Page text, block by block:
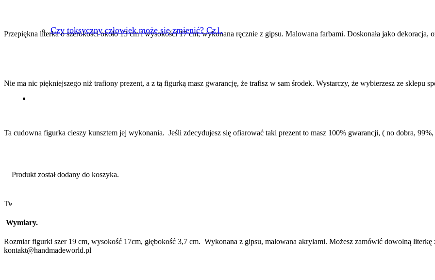
Czy toksyczny człowiek może się zmienić? Cz1.
Produkt został dodany do koszyka.
Przepiękna literka o szerokości około 13 cm i wysokości 17 cm, wykonana ręcznie z gipsu. Malowana farbami. Doskonała jako dekoracja,
Nie ma nic piękniejszego niż trafiony prezent, a z tą figurką masz gwarancję, że trafisz w sam środek. Wystarczy, że wybierzesz ze sklepu
Ta cudowna figurka cieszy kunsztem jej wykonania. Jeśli zdecydujesz się ofiarować taki prezent to masz 100% gwarancji, ( no dobra,
Twój prezent może być wyjątkowy, tak jak ta figurka w kształcie litery “E”
Wymiary.
Rozmiar figurki szer 19 cm, wysokość 17cm, głębokość 3,7 cm. Wykonana z gipsu, malowana akrylami. Możesz zamówić dowolną
kontakt@handmadeworld.pl